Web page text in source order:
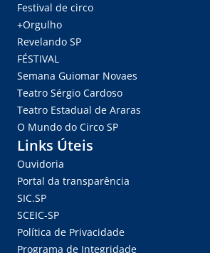
Festival de circo
+Orgulho
Revelando SP
FÉSTIVAL
Semana Guiomar Novaes
Teatro Sérgio Cardoso
Teatro Estadual de Araras
O Mundo do Circo SP
Links Úteis
Ouvidoria
Portal da transparência
SIC.SP
SCEIC-SP
Política de Privacidade
Programa de Integridade